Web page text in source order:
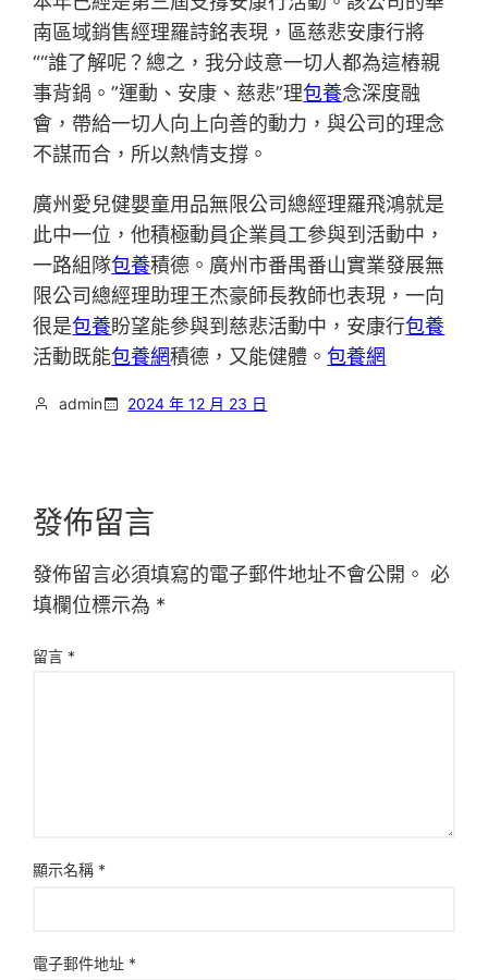
南區域銷售經理羅詩銘表現，區慈悲安康行將
““誰了解呢？總之，我分歧意一切人都為這樁親
事背鍋。”運動、安康、慈悲”理包養念深度融
會，帶給一切人向上向善的動力，與公司的理念
不謀而合，所以熱情支撐。
廣州愛兒健嬰童用品無限公司總經理羅飛鴻就是
此中一位，他積極動員企業員工參與到活動中，
一路組隊包養積德。廣州市番禺番山實業發展無
限公司總經理助理王杰豪師長教師也表現，一向
很是包養盼望能參與到慈悲活動中，安康行包養
活動既能包養網積德，又能健體。包養網
admin 2024 年 12 月 23 日
發佈留言
發佈留言必須填寫的電子郵件地址不會公開。 必
填欄位標示為 *
留言 *
顯示名稱 *
電子郵件地址 *